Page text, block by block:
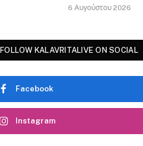
6 Αυγούστου 2026
FOLLOW KALAVRITALIVE ON SOCIAL
Facebook
Instagram